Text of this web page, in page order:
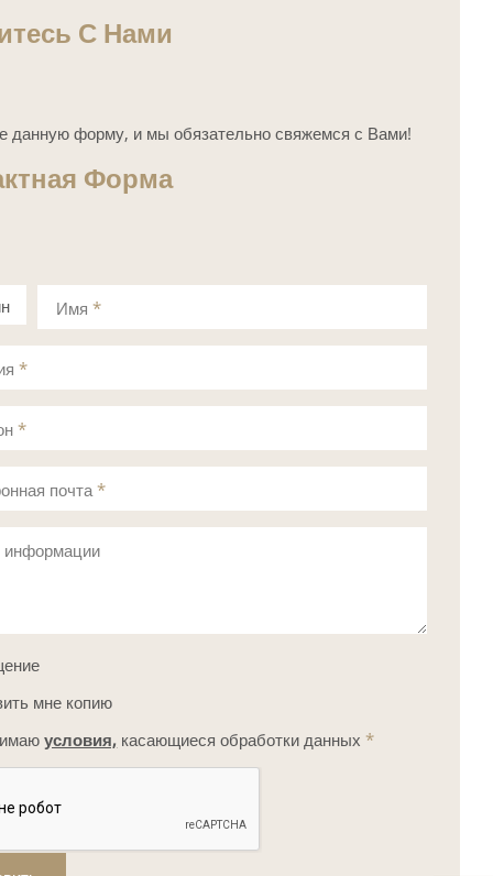
С Нами
данную форму, и мы обязательно свяжемся с Вами!
Форма
Имя*
*
информации
*
почта*
мне копию
условия, касающиеся обработки данных *